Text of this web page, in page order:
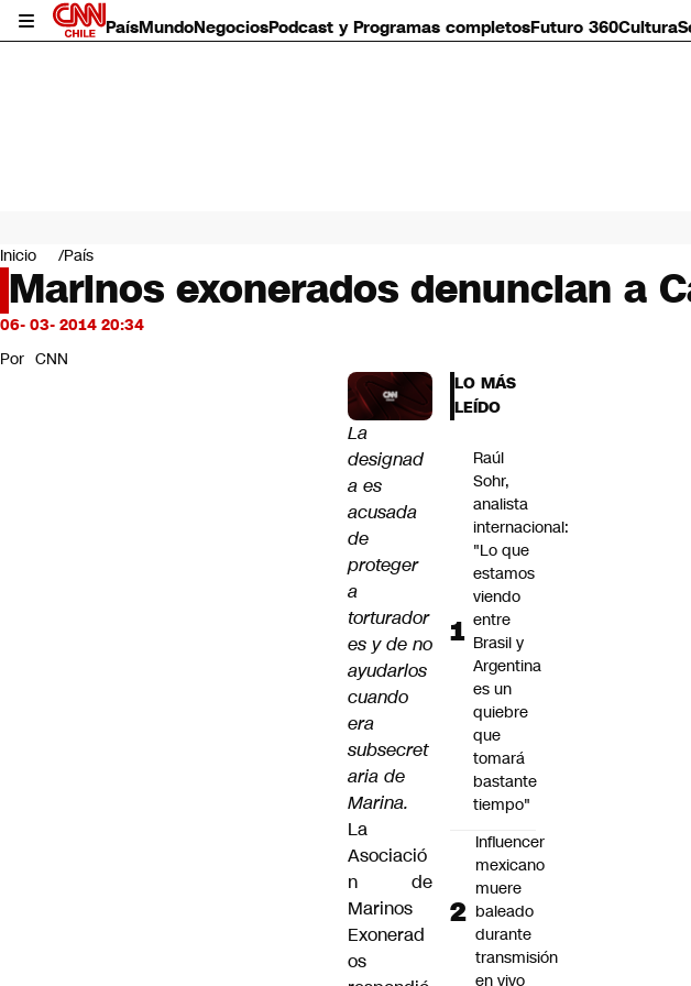
PaísMundoNegociosPodcast y Programas completosFuturo 360Cultura
Mundo
Negocios
Deportes
Programas completos
Servicios
Inicio País
Marinos exonerados denuncian a
06- 03- 2014 20:34
Por CNN
La
designad
a es
acusada
de
proteger
a
torturador
es y de no
ayudarlos
cuando
era
subsecret
aria de
Marina.
La
Asociació
n de
Marinos
Exonerad
os
LO MÁS
LEÍDO
Raúl
Sohr,
analista
internacional:
"Lo que
estamos
viendo
entre
Brasil y
Argentina
es un
quiebre
que
tomará
bastante
tiempo"
Influencer
mexicano
muere
baleado
durante
transmisión
en vivo